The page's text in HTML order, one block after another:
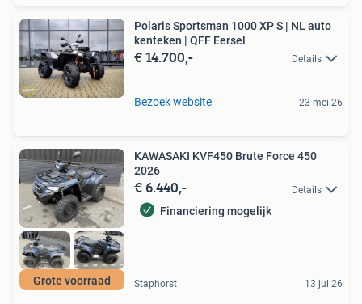
Polaris Sportsman 1000 XP S | NL auto
kenteken | QFF Eersel
€ 14.700,- Details
Bezoek website 23 mei 26
Grote voorraad
KAWASAKI KVF450 Brute Force 450
2026
€ 6.440,- Details
Financiering mogelijk
Staphorst 13 jul 26